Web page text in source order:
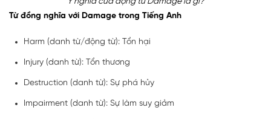
Từ đồng nghĩa với Damage trong Tiếng Anh
Harm (danh từ/động từ): Tổn hại
Injury (danh từ): Tổn thương
Destruction (danh từ): Sự phá hủy
Impairment (danh từ): Sự làm suy giảm